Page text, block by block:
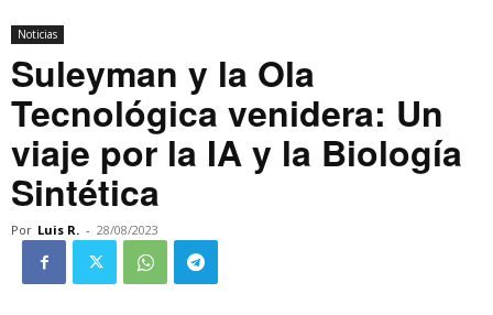
Noticias
Suleyman y la Ola
Tecnológica venidera: Un
viaje por la IA y la Biología
Sintética
Por Luis R. - 28/08/2023